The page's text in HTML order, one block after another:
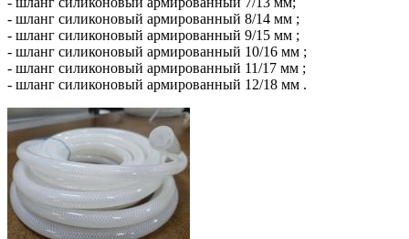
- шланг силиконовый армированный 8/14 мм ;
- шланг силиконовый армированный 9/15 мм ;
- шланг силиконовый армированный 10/16 мм ;
- шланг силиконовый армированный 11/17 мм ;
- шланг силиконовый армированный 12/18 мм .